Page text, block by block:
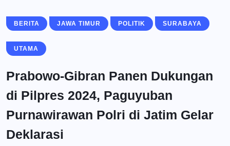
BERITA JAWA TIMUR POLITIK SURABAYA
UTAMA
Prabowo-Gibran Panen Dukungan
di Pilpres 2024, Paguyuban
Purnawirawan Polri di Jatim Gelar
Deklarasi